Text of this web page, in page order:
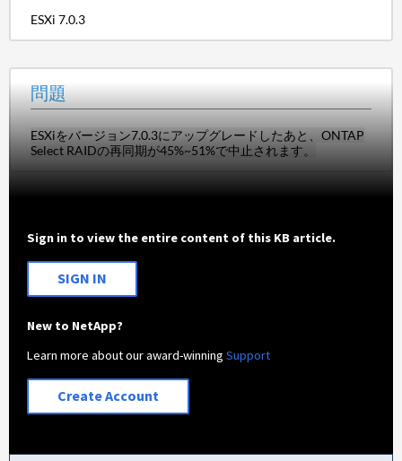
ESXi 7.0.3
問題
ESXiをバージョン7.0.3にアップグレードしたあと、ONTAP
Select RAIDの再同期が45%~51%で中止されます。
Sign in to view the entire content of this KB article.
SIGN IN
New to NetApp?
Learn more about our award-winningSupport
Create Account